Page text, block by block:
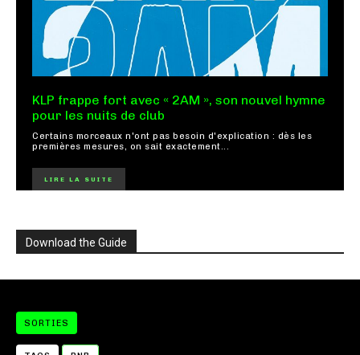
KLP frappe fort avec « 2AM », son nouvel hymne
pour les nuits de club
Certains morceaux n'ont pas besoin d'explication : dès les
premières mesures, on sait exactement...
LIRE LA SUITE
Download the Guide
SORTIES